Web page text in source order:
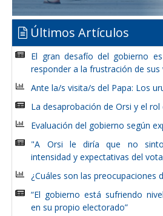
Últimos Artículos
El gran desafío del gobierno
responder a la frustración de sus
Ante la/s visita/s del Papa: Los
La desaprobación de Orsi y el
Evaluación del gobierno según
"A Orsi le diría que no
intensidad y expectativas del
¿Cuáles son las preocupaciones
“El gobierno está sufriendo
en su propio electorado”